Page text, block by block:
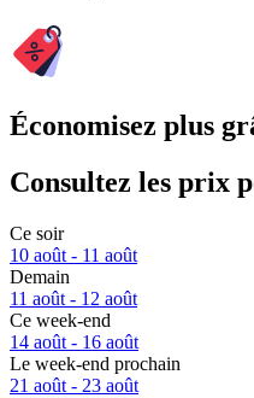
Économisez plus
Consultez les prix
Ce soir
10 août - 11 août
Demain
11 août - 12 août
Ce week-end
14 août - 16 août
Le week-end prochain
21 août - 23 août